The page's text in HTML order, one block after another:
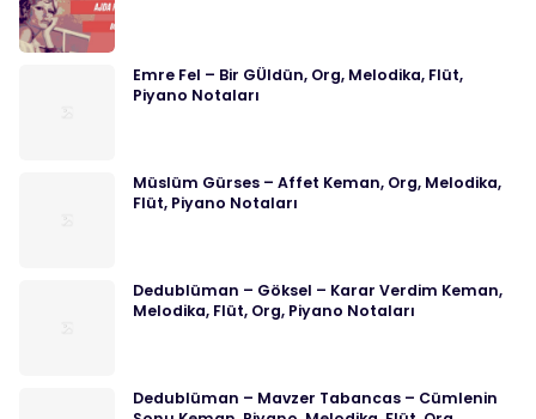
Emre Fel – Bir GÜldün, Org, Melodika, Flüt,
Piyano Notaları
Müslüm Gürses – Affet Keman, Org, Melodika,
Flüt, Piyano Notaları
Dedublüman – Göksel – Karar Verdim Keman,
Melodika, Flüt, Org, Piyano Notaları
Dedublüman – Mavzer Tabancas – Cümlenin